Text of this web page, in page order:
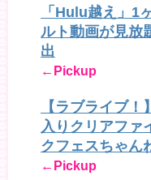
「Hulu越え」1
ルト動画が見放
出
←Pickup
【ラブライブ
入りクリアファ
クフェスちゃん
←Pickup